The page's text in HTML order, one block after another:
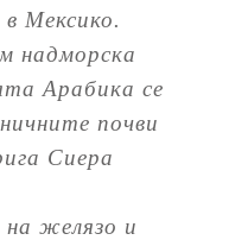
в Мексико.
надморска
Арабика се
почви
Сиера
на желязо и